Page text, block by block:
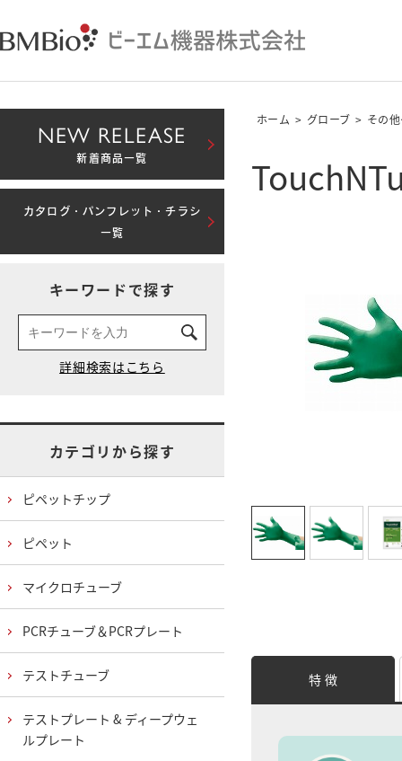
ホーム > グローブ > その
特 徴
NEW RELEASE
新着商品一覧
カタログ・パンフレット・チラシ
一覧
キーワードで探す
カテゴリから探す
ピペットチップ
ピペット
マイクロチューブ
PCRチューブ＆PCRプレート
テストチューブ
テストプレート & ディープウェ
ルプレート